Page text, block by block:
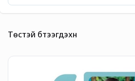
Төстэй бүтээгдэхүүн